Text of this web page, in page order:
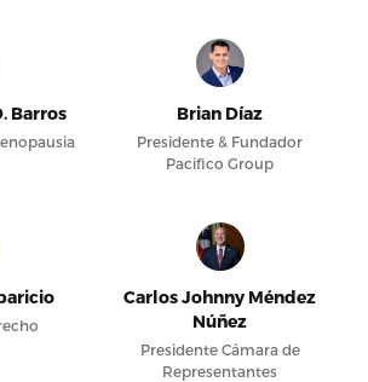
Barros Brian Díaz
Presidente & Fundador
Pacifico Group
Carlos Johnny Méndez
Núñez
Presidente Cámara de
Representantes